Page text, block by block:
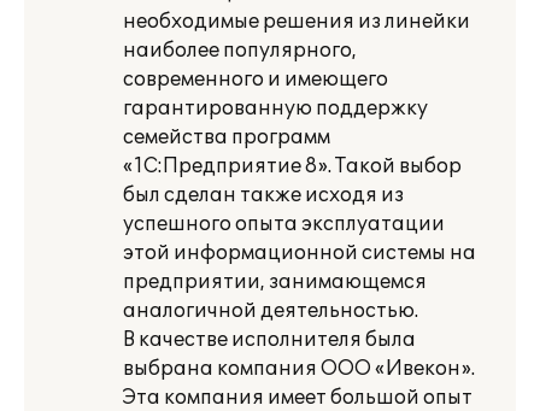
необходимые решения из линейки
наиболее популярного,
современного и имеющего
гарантированную поддержку
семейства программ
«1С:Предприятие 8». Такой выбор
был сделан также исходя из
успешного опыта эксплуатации
этой информационной системы на
предприятии, занимающемся
аналогичной деятельностью.
В качестве исполнителя была
выбрана компания ООО «Ивекон».
Эта компания имеет большой опыт